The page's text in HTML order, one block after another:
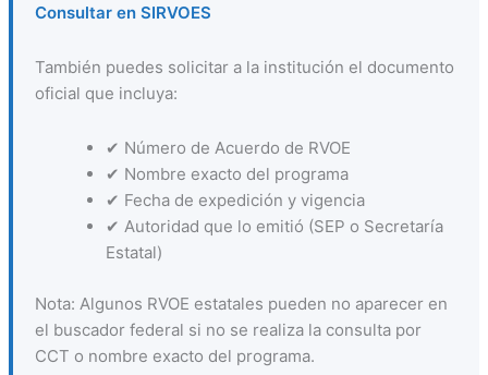
Consultar en SIRVOES
También puedes solicitar a la institución el documento
oficial que incluya:
✔ Número de Acuerdo de RVOE
✔ Nombre exacto del programa
✔ Fecha de expedición y vigencia
✔ Autoridad que lo emitió (SEP o Secretaría
Estatal)
Nota: Algunos RVOE estatales pueden no aparecer en
el buscador federal si no se realiza la consulta por
CCT o nombre exacto del programa.